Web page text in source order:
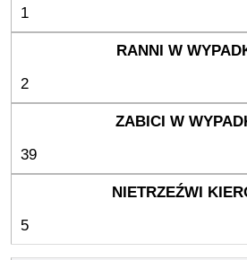
1
2
39
5